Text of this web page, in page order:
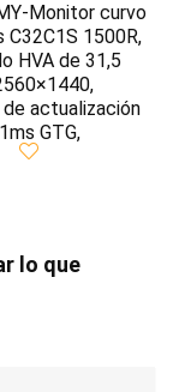
Monitor curvo
C32C1S 1500R,
HVA de 31,5
actualización
GTG,
lo que